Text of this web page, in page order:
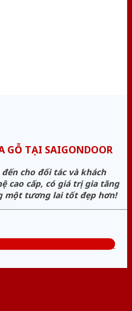
GỖ TẠI SAIGONDOOR
cho đối tác và khách
cao cấp, có giá trị gia tăng
một tương lai tốt đẹp hơn!
vấn miễn phí: 0824.400.400